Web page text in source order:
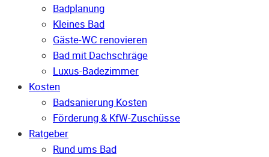
Badplanung
Kleines Bad
Gäste-WC renovieren
Bad mit Dachschräge
Luxus-Badezimmer
Kosten
Badsanierung Kosten
Förderung & KfW-Zuschüsse
Ratgeber
Rund ums Bad